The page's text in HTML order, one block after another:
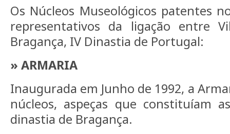
Os Núcleos Museológicos patentes
representativos da ligação entre
Bragança, IV Dinastia de Portugal:
» ARMARIA
Inaugurada em Junho de 1992, a
núcleos, aspeças que constituíam
dinastia de Bragança.